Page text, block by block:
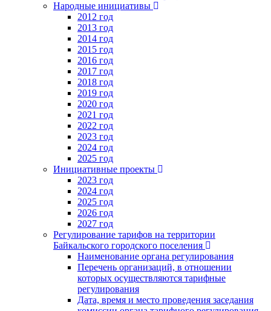
Народные инициативы
2012 год
2013 год
2014 год
2015 год
2016 год
2017 год
2018 год
2019 год
2020 год
2021 год
2022 год
2023 год
2024 год
2025 год
Инициативные проекты
2023 год
2024 год
2025 год
2026 год
2027 год
Регулирование тарифов на территории
Байкальского городского поселения
Наименование органа регулирования
Перечень организаций, в отношении
которых осуществляются тарифные
регулирования
Дата, время и место проведения заседания